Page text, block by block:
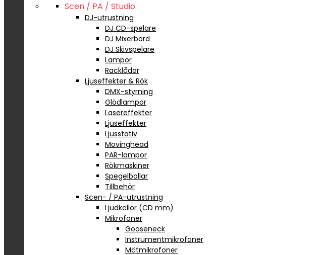
Scen / PA / Studio
DJ-utrustning
DJ CD-spelare
DJ Mixerbord
DJ Skivspelare
Lampor
Racklådor
Ljuseffekter & Rök
DMX-styrning
Glödlampor
Lasereffekter
Ljuseffekter
Ljusstativ
Movinghead
PAR-lampor
Rökmaskiner
Spegelbollar
Tillbehör
Scen- / PA-utrustning
Ljudkällor (CD mm)
Mikrofoner
Gooseneck
Instrumentmikrofoner
Mätmikrofoner